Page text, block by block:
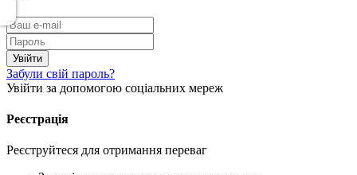
Забули свій пароль?
Увійти за допомогою соціальних мереж
Реєстрація
Реєструйтеся для отримання переваг
Скачать
CSV
(Опт)
XLS
EXCEL